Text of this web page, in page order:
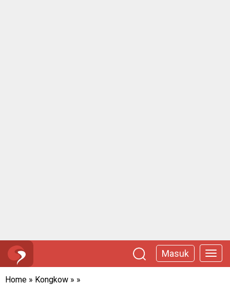
Masuk
Home » Kongkow » »